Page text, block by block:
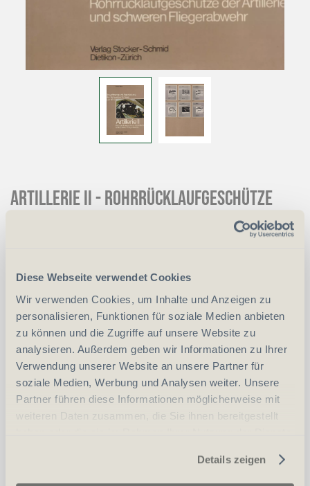
Diese Webseite verwendet Cookies
Wir verwenden Cookies, um Inhalte und Anzeigen zu
personalisieren, Funktionen für soziale Medien anbieten
zu können und die Zugriffe auf unsere Website zu
analysieren. Außerdem geben wir Informationen zu Ihrer
Verwendung unserer Website an unsere Partner für
soziale Medien, Werbung und Analysen weiter. Unsere
Partner führen diese Informationen möglicherweise mit
weiteren Daten zusammen, die Sie ihnen bereitgestellt
Details zeigen
Artillerie II - Rohrrücklaufgeschütze
CHF 125.00 Art.29838
vergleichen
Anzahl Stück -
In den Warenkorb